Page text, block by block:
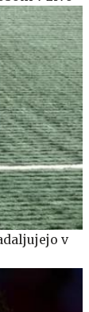
v